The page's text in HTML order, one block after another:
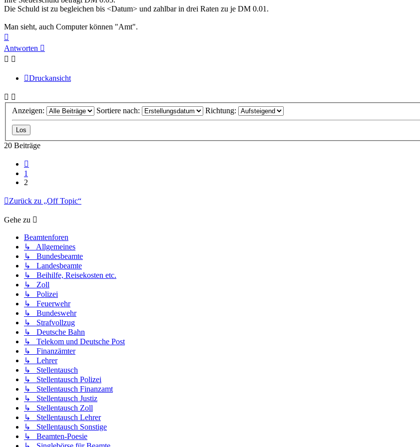
Die Schuld ist zu begleichen bis <Datum> und zahlbar in drei Raten zu je DM 0.01.
Man sieht, auch Computer können "Amt".
oben
Antworten
Druckansicht
Anzeigen: Sortiere nach: Richtung:
20 Beiträge
1
2
Zurück zu „Off Topic“
Gehe zu
Beamtenforen
↳ Allgemeines
↳ Bundesbeamte
↳ Landesbeamte
↳ Beihilfe, Reisekosten etc.
↳ Zoll
↳ Polizei
↳ Feuerwehr
↳ Bundeswehr
↳ Strafvollzug
↳ Deutsche Bahn
↳ Telekom und Deutsche Post
↳ Finanzämter
↳ Lehrer
↳ Stellentausch
↳ Stellentausch Polizei
↳ Stellentausch Finanzamt
↳ Stellentausch Justiz
↳ Stellentausch Zoll
↳ Stellentausch Lehrer
↳ Stellentausch Sonstige
↳ Beamten-Poesie